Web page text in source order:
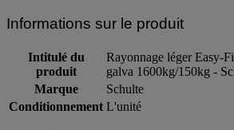
Informations sur le produit
Intitulé du
produit
Rayonnage léger Easy-
galva 1600kg/150kg -
Marque
Schulte
Conditionnement L'unité